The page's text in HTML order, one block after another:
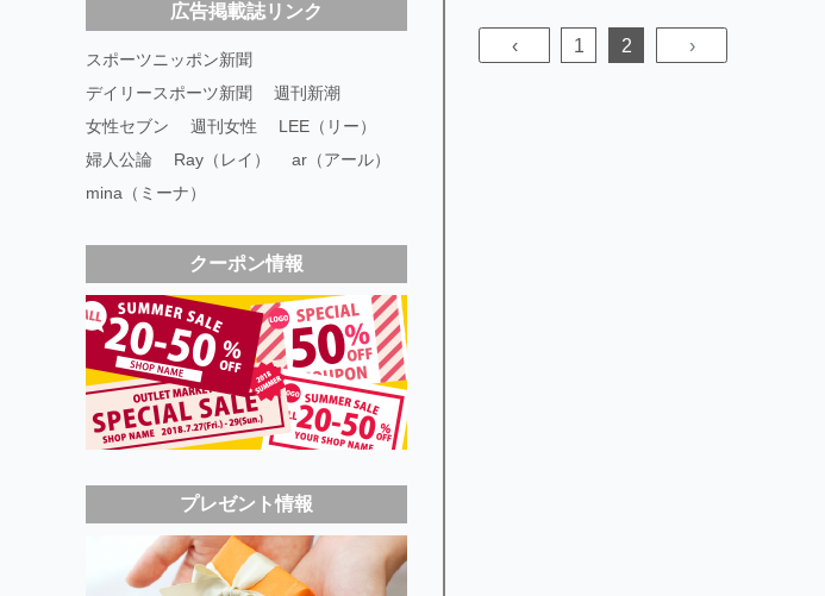
広告掲載誌リンク
スポーツニッポン新聞
デイリースポーツ新聞
週刊新潮
女性セブン
週刊女性
LEE（リー）
婦人公論
Ray（レイ）
ar（アール）
mina（ミーナ）
クーポン情報
プレゼント情報
‹ 1 2 ›